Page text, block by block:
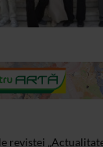
revistei